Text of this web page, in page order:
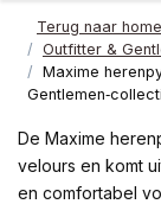
Terug naar home
Outfitter &
Maxime
De Maxime
velours en komt
en comfortabel